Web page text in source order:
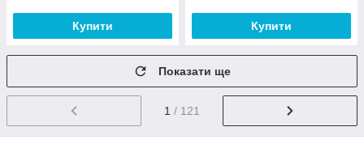
Купити Купити
Показати ще
1 / 121